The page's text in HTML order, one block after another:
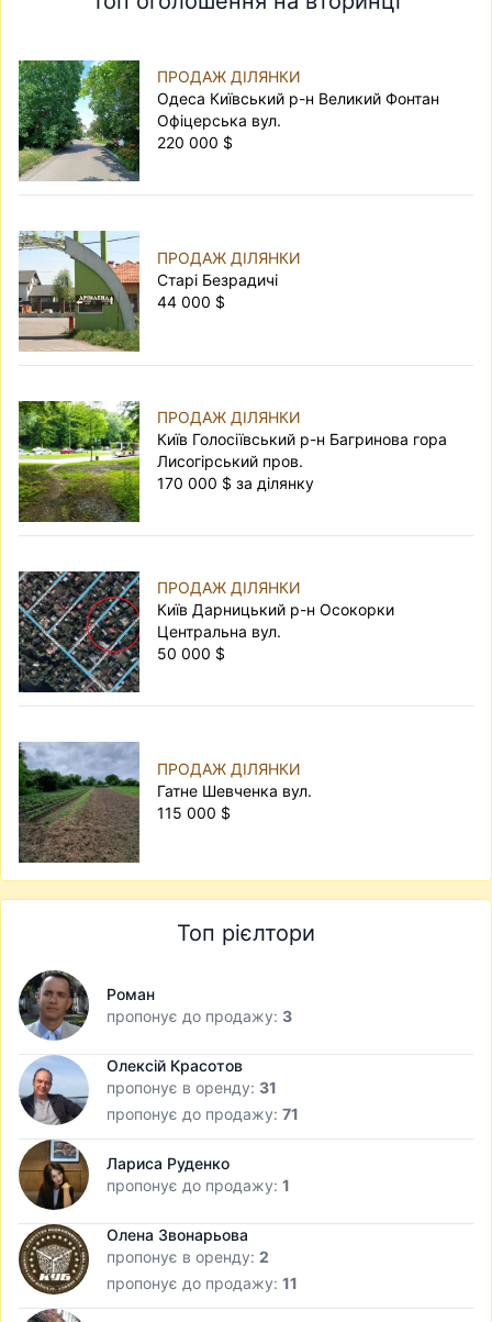
ПРОДАЖ ДІЛЯНКИ
Одеса Київський р-н Великий Фонтан
Офіцерська вул.
220 000 $
ПРОДАЖ ДІЛЯНКИ
Старі Безрадичі
44 000 $
ПРОДАЖ ДІЛЯНКИ
Київ Голосіївський р-н Багринова гора
Лисогірський пров.
170 000 $ за ділянку
ПРОДАЖ ДІЛЯНКИ
Київ Дарницький р-н Осокорки
Центральна вул.
50 000 $
ПРОДАЖ ДІЛЯНКИ
Гатне Шевченка вул.
115 000 $
Топ рієлтори
Роман
пропонує до продажу: 3
Олексій Красотов
пропонує в оренду: 31
пропонує до продажу: 71
Лариса Руденко
пропонує до продажу: 1
Олена Звонарьова
пропонує в оренду: 2
пропонує до продажу: 11